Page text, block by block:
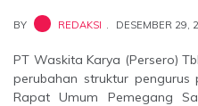
BY REDAKSI DESEMBER 29,
PT Waskita Karya (Persero)
perubahan struktur
Rapat Umum Pemegang